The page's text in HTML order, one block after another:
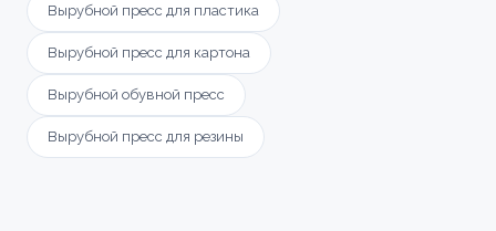
Вырубной пресс для пластика
Вырубной пресс для картона
Вырубной обувной пресс
Вырубной пресс для резины